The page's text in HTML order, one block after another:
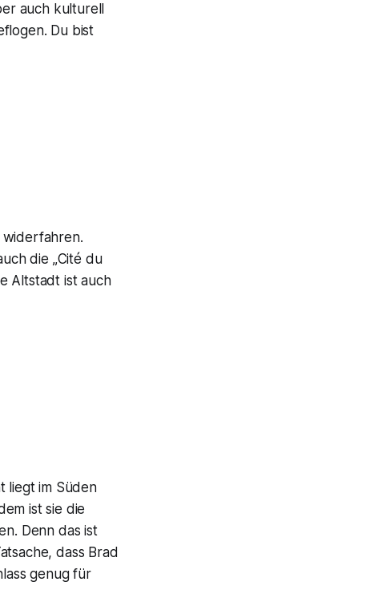
auch kulturell
Du bist
widerfahren.
die „Cité du
Altstadt ist auch
liegt im Süden
ist sie die
Denn das ist
dass Brad
genug für